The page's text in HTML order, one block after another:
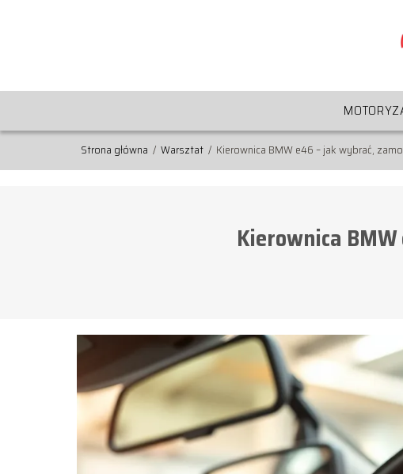
Strona główna / Warsztat / Kierownica BMW e46 – jak wybrać,
Kierownica